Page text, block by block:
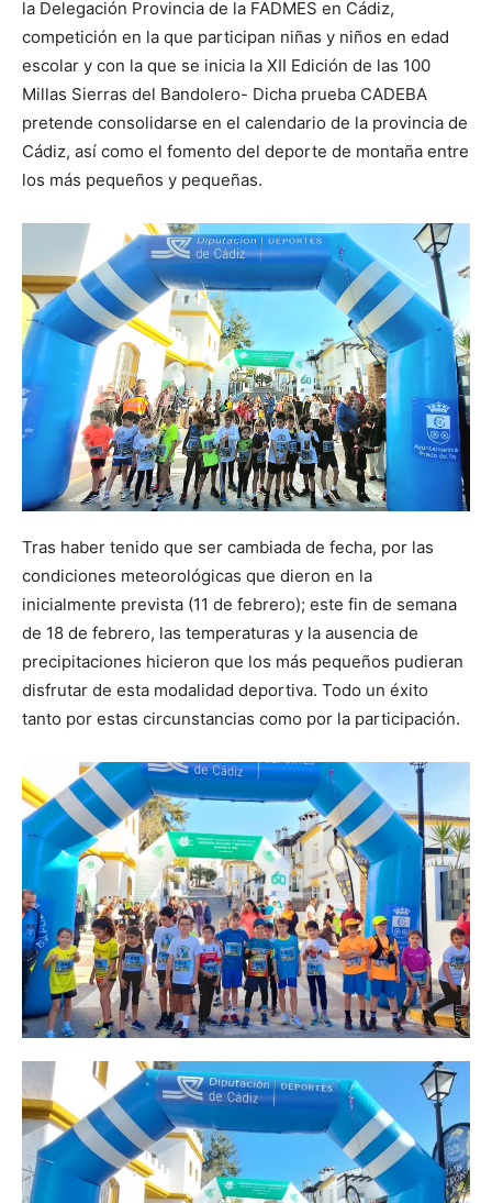
la Delegación Provincia de la FADMES en Cádiz,
competición en la que participan niñas y niños en edad
escolar y con la que se inicia la XII Edición de las 100
Millas Sierras del Bandolero- Dicha prueba CADEBA
pretende consolidarse en el calendario de la provincia de
Cádiz, así como el fomento del deporte de montaña entre
los más pequeños y pequeñas.
Tras haber tenido que ser cambiada de fecha, por las
condiciones meteorológicas que dieron en la
inicialmente prevista (11 de febrero); este fin de semana
de 18 de febrero, las temperaturas y la ausencia de
precipitaciones hicieron que los más pequeños pudieran
disfrutar de esta modalidad deportiva. Todo un éxito
tanto por estas circunstancias como por la participación.